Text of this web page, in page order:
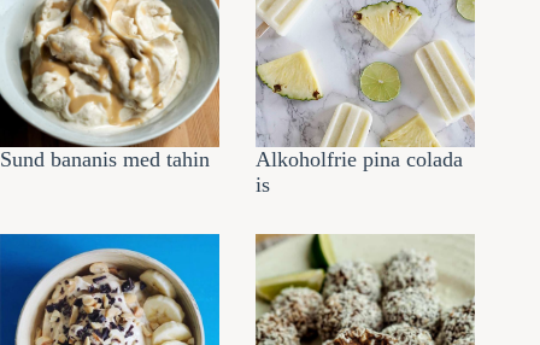
Sund bananis med tahin
Alkoholfrie pina colada
is